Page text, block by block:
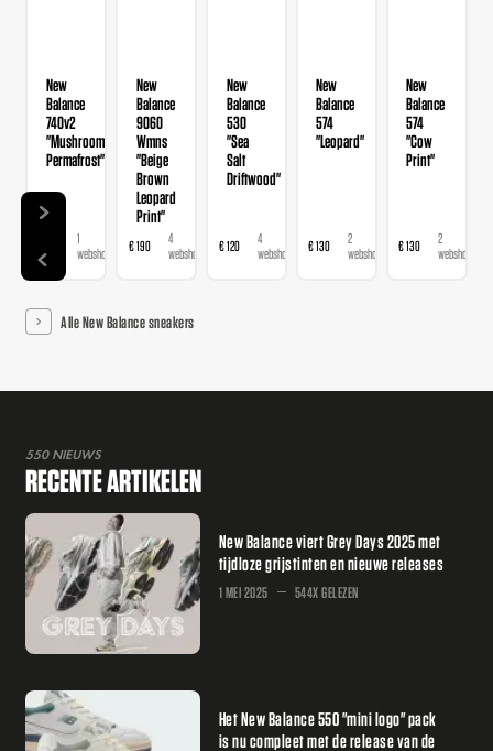
New
Balance
740v2
"Mushroom
Permafrost"
1
webshop
New
Balance
9060
Wmns
"Beige
Brown
Leopard
Print"
€ 190
4
webshops
New
Balance
530
"Sea
Salt
Driftwood"
€ 120
4
webshops
New
Balance
574
"Leopard"
€ 130
2
webshops
New
Balance
574
"Cow
Print"
€ 130
2
webshops
Alle New Balance sneakers
550 NIEUWS
RECENTE ARTIKELEN
New Balance viert Grey Days 2025 met
tijdloze grijstinten en nieuwe releases
1 MEI 2025 544X GELEZEN
Het New Balance 550 "mini logo" pack
is nu compleet met de release van de